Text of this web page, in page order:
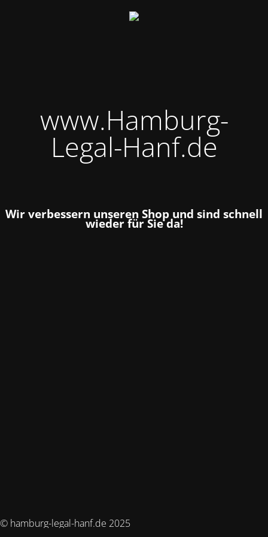
www.Hamburg-
Legal-Hanf.de
Wir verbessern unseren Shop und sind schnell
wieder für Sie da!
© hamburg-legal-hanf.de 2025